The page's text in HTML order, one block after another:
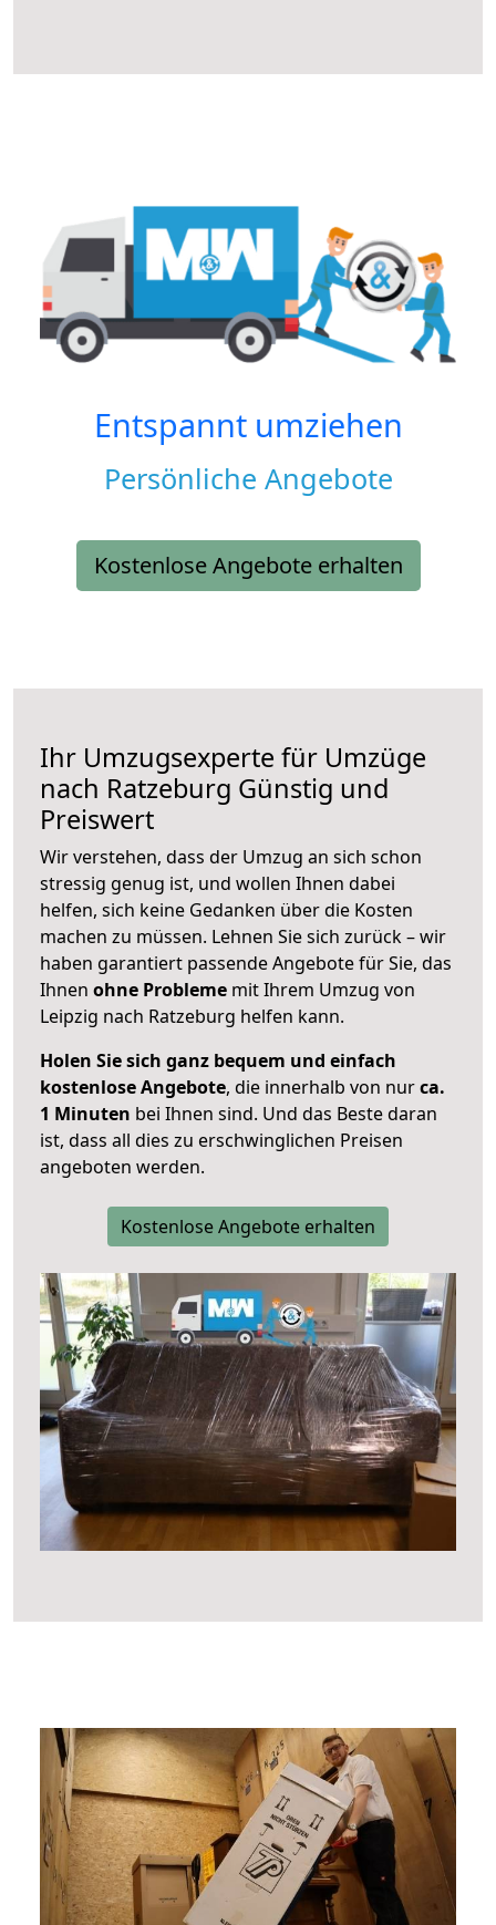
Entspannt umziehen
Persönliche Angebote
Kostenlose Angebote erhalten
Ihr Umzugsexperte für Umzüge
nach Ratzeburg Günstig und
Preiswert
Wir verstehen, dass der Umzug an sich schon
stressig genug ist, und wollen Ihnen dabei
helfen, sich keine Gedanken über die Kosten
machen zu müssen. Lehnen Sie sich zurück – wir
haben garantiert passende Angebote für Sie, das
Ihnen ohne Probleme mit Ihrem Umzug von
Leipzig nach Ratzeburg helfen kann.
Holen Sie sich ganz bequem und einfach
kostenlose Angebote, die innerhalb von nurca.
1 Minuten bei Ihnen sind. Und das Beste daran
ist, dass all dies zu erschwinglichen Preisen
angeboten werden.
Kostenlose Angebote erhalten